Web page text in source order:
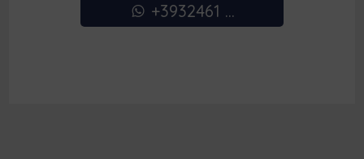
+3932461 ...